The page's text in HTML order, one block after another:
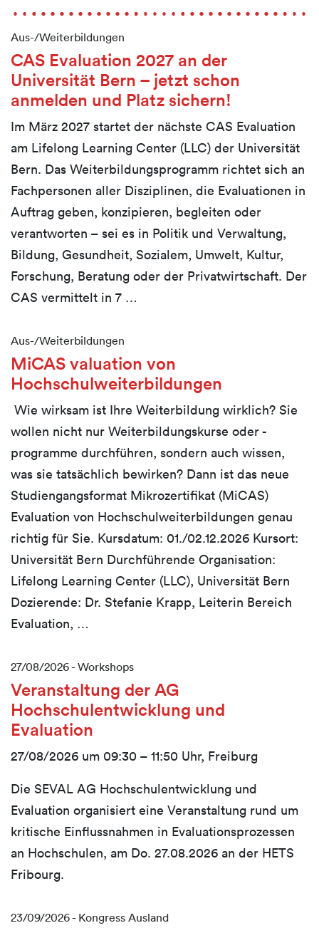
Aus-/Weiterbildungen
CAS Evaluation 2027 an der
Universität Bern – jetzt schon
anmelden und Platz sichern!
Im März 2027 startet der nächste CAS Evaluation
am Lifelong Learning Center (LLC) der Universität
Bern. Das Weiterbildungsprogramm richtet sich an
Fachpersonen aller Disziplinen, die Evaluationen in
Auftrag geben, konzipieren, begleiten oder
verantworten – sei es in Politik und Verwaltung,
Bildung, Gesundheit, Sozialem, Umwelt, Kultur,
Forschung, Beratung oder der Privatwirtschaft. Der
CAS vermittelt in 7 …
Aus-/Weiterbildungen
MiCAS valuation von
Hochschulweiterbildungen
Wie wirksam ist Ihre Weiterbildung wirklich? Sie
wollen nicht nur Weiterbildungskurse oder -
programme durchführen, sondern auch wissen,
was sie tatsächlich bewirken? Dann ist das neue
Studiengangsformat Mikrozertifikat (MiCAS)
Evaluation von Hochschulweiterbildungen genau
richtig für Sie. Kursdatum: 01./02.12.2026 Kursort:
Universität Bern Durchführende Organisation:
Lifelong Learning Center (LLC), Universität Bern
Dozierende: Dr. Stefanie Krapp, Leiterin Bereich
Evaluation, …
27/08/2026 - Workshops
Veranstaltung der AG
Hochschulentwicklung und
Evaluation
27/08/2026 um 09:30 – 11:50 Uhr, Freiburg
Die SEVAL AG Hochschulentwicklung und
Evaluation organisiert eine Veranstaltung rund um
kritische Einflussnahmen in Evaluationsprozessen
an Hochschulen, am Do. 27.08.2026 an der HETS
Fribourg.
23/09/2026 - Kongress Ausland